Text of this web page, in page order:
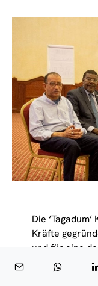
Die
Kräfte
und für eine
kämpfen, hat